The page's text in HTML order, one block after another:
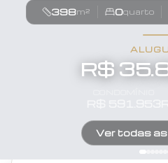
398m² 0quarto
R$
Ver todas as